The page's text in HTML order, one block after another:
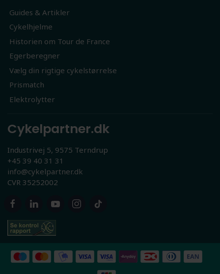
Guides & Artikler
Cykelhjelme
Historien om Tour de France
Egerberegner
Vælg din rigtige cykelstørrelse
Prismatch
Elektrolytter
Cykelpartner.dk
Industrivej 5, 9575 Terndrup
+45 39 40 31 31
info@cykelpartner.dk
CVR 35252002